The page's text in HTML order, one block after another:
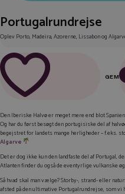
Portugalrundrejse
Oplev Porto, Madeira, Azorerne, Lissabon og
GEM
Den Iberiske Halvø er meget mere end blot Spanien.
Og har du først besøgt den portugisiske del af
begejstret for landets mange herligheder – f.eks.
Algarve
Det er dog ikke kun den landfaste del af Portugal,
Atlanten finder du også de eventyrlige vulkanske
Så hvad skal man vælge? Storby-, strand- eller
afsted på den ultimative Portugalrundrejse, som vi